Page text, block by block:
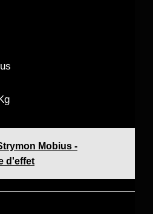
Mobius -
d'effet